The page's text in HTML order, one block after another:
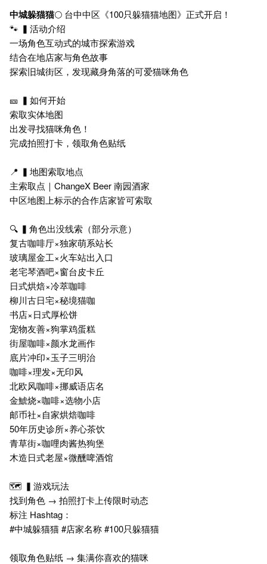
中城躲猫猫🌕 台中中区《100只躲猫猫地图》正式开启！
🐾 ▍活动介绍
一场角色互动式的城市探索游戏
结合在地店家与角色故事
探索旧城街区，发现藏身角落的可爱猫咪角色
🎫 ▍如何开始
索取实体地图
出发寻找猫咪角色！
完成拍照打卡，领取角色贴纸
📍 ▍地图索取地点
主索取点｜ChangeX Beer 南园酒家
中区地图上标示的合作店家皆可索取
🔍 ▍角色出没线索（部分示意）
复古咖啡厅×独家萌系站长
玻璃屋金工×火车站出入口
老宅琴酒吧×窗台皮卡丘
日式烘焙×冷萃咖啡
柳川古日宅×秘境猫咖
书店×日式厚松饼
宠物友善×狗掌鸡蛋糕
街屋咖啡×颜水龙画作
底片冲印×玉子三明治
咖啡×理发×无印风
北欧风咖啡×挪威语店名
金鯱烧×咖啡×选物小店
邮币社×自家烘焙咖啡
50年历史诊所×养心茶饮
青草街×咖哩肉酱热狗堡
木造日式老屋×微醺啤酒馆
🗺️ ▍游戏玩法
找到角色 → 拍照打卡上传限时动态
标注 Hashtag：
#中城躲猫猫 #店家名称 #100只躲猫猫
领取角色贴纸 → 集满你喜欢的猫咪